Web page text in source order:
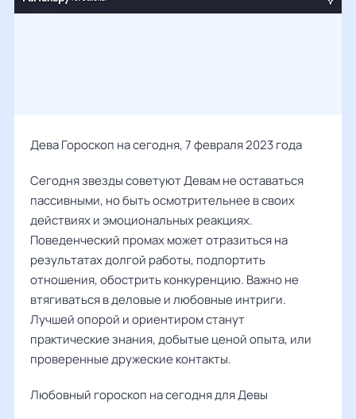
Дева Гороскоп на сегодня, 7 февраля 2023 года
Сегодня звезды советуют Девам не оставаться
пассивными, но быть осмотрительнее в своих
действиях и эмоциональных реакциях.
Поведенческий промах может отразиться на
результатах долгой работы, подпортить
отношения, обострить конкуренцию. Важно не
втягиваться в деловые и любовные интриги.
Лучшей опорой и ориентиром станут
практические знания, добытые ценой опыта, или
проверенные дружеские контакты.
Любовный гороскоп на сегодня для Девы